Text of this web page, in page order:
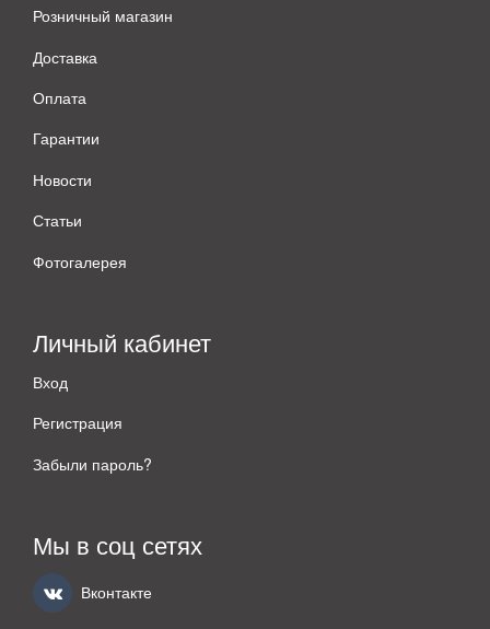
Розничный магазин
Доставка
Оплата
Гарантии
Новости
Статьи
Фотогалерея
Личный кабинет
Вход
Регистрация
Забыли пароль?
Мы в соц сетях
Вконтакте